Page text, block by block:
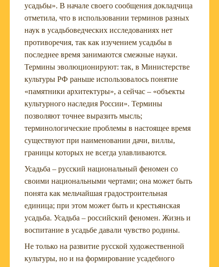
усадьбы». В начале своего сообщения докладчица
отметила, что в использовании терминов разных
наук в усадьбоведческих исследованиях нет
противоречия, так как изучением усадьбы в
последнее время занимаются смежные науки.
Термины эволюционируют: так, в Министерстве
культуры РФ раньше использовалось понятие
«памятники архитектуры», а сейчас – «объекты
культурного наследия России». Термины
позволяют точнее выразить мысль;
терминологические проблемы в настоящее время
существуют при наименовании дачи, виллы,
границы которых не всегда улавливаются.
Усадьба – русский национальный феномен со
своими национальными чертами; она может быть
понята как мельчайшая градостроительная
единица; при этом может быть и крестьянская
усадьба. Усадьба – российский феномен. Жизнь и
воспитание в усадьбе давали чувство родины.
Не только на развитие русской художественной
культуры, но и на формирование усадебного